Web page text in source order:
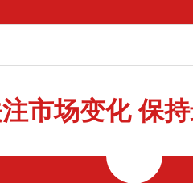
市场变化 保